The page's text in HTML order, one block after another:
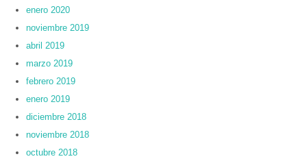
enero 2020
noviembre 2019
abril 2019
marzo 2019
febrero 2019
enero 2019
diciembre 2018
noviembre 2018
octubre 2018